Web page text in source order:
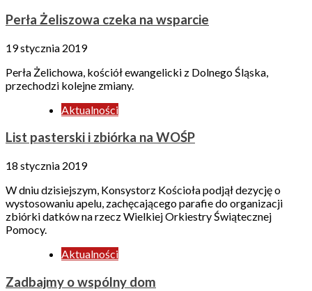
Perła Żeliszowa czeka na wsparcie
19 stycznia 2019
Perła Żelichowa, kościół ewangelicki z Dolnego Śląska,
przechodzi kolejne zmiany.
Aktualności
List pasterski i zbiórka na WOŚP
18 stycznia 2019
W dniu dzisiejszym, Konsystorz Kościoła podjął dezycję o
wystosowaniu apelu, zachęcającego parafie do organizacji
zbiórki datków na rzecz Wielkiej Orkiestry Świątecznej
Pomocy.
Aktualności
Zadbajmy o wspólny dom